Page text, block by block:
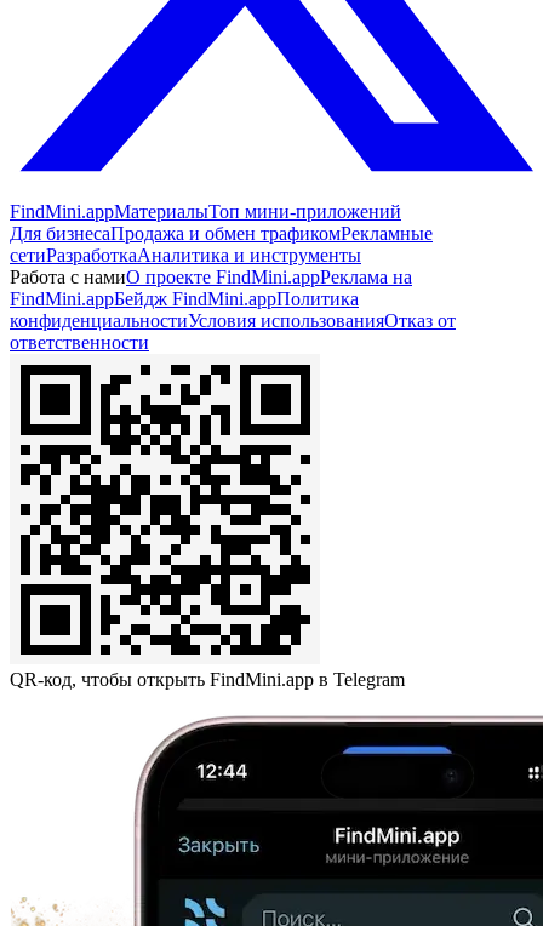
FindMini.appМатериалыТоп мини-приложений
Для бизнесаПродажа и обмен трафикомРекламные
сетиРазработкаАналитика и инструменты
Работа с намиО проекте FindMini.appРеклама на
FindMini.appБейдж FindMini.appПолитика
конфиденциальностиУсловия использованияОтказ от
ответственности
QR-код, чтобы открыть FindMini.app в Telegram